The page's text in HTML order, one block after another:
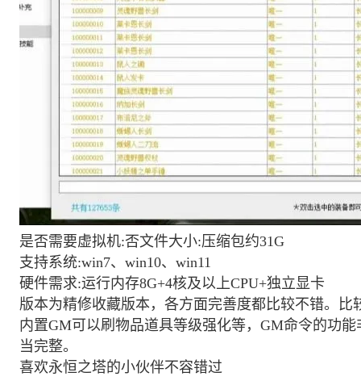
是否需要虚拟机:否文件大小:压缩包约31G
支持系统:win7、win10、win11
硬件需求:运行内存8G+4核及以上CPU+独立显卡
版本为精修收藏版本，各方面完善度都比较不错。
内置GM可以刷物品道具等级强化等，GM命令的功
当完整。
喜欢永恒之塔的小伙伴不容错过